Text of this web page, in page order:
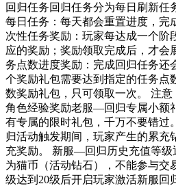
回归任务回归任务分为每日刷新任
每日任务：每天都会重置进度，完
次性任务奖励：玩家每达成一个阶
应的奖励；奖励领取完成后，才会
务点数进度奖励：完成回归任务还
个奖励礼包需要达到指定的任务点
数奖励礼包，只可领取一次。 注
角色经验奖励老服—回归专属小额
有专属的限时礼包，千万不要错过
归活动触发期间，玩家产生的累充
充奖励。 新服—回归历史充值等级
为猫币（活动钻石），不能参与交
级达到20级后开启玩家激活新服回